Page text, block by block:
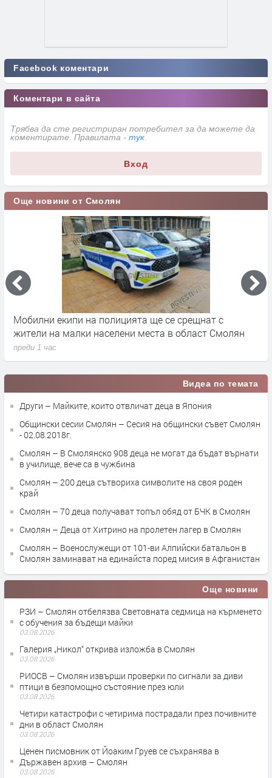
Facebook коментари
Коментари в сайта
Трябва да сте регистриран потребител за да можете да
коментирате. Правилата - тук
Вход
Още новини от Смолян
Мобилни екипи на полицията ще се срещнат с
жители на малки населени места в област Смолян
преди 1 час
Видеа по темата
Други – Майките, които отвличат деца в Япония
Общински сесии Смолян – Сесия на общински съвет Смолян
- 02.08.2018г.
Смолян – В Смолянско 908 деца не могат да бъдат върнати
в училище, вече са в чужбина
Смолян – 200 деца сътвориха символите на своя роден
край
Смолян – 70 деца получават топъл обяд от БЧК в Смолян
Смолян – Деца от Хитрино на пролетен лагер в Смолян
Смолян – Военослужещи от 101-ви Алпийски батальон в
Смолян заминават на единайста поред мисия в Афганистан
Още новини
РЗИ – Смолян отбелязва Световната седмица на кърменето
с обучения за бъдещи майки
03.08.2026
Галерия „Никол“ открива изложба в Смолян
03.08.2026
РИОСВ – Смолян извърши проверки по сигнали за диви
птици в безпомощно състояние през юли
03.08.2026
Четири катастрофи с четирима пострадали през почивните
дни в област Смолян
03.08.2026
Ценен писмовник от Йоаким Груев се съхранява в
Държавен архив – Смолян
03.08.2026